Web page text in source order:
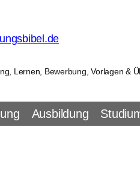
Lernen, Bewerbung, Vorlagen &
Ausbildung